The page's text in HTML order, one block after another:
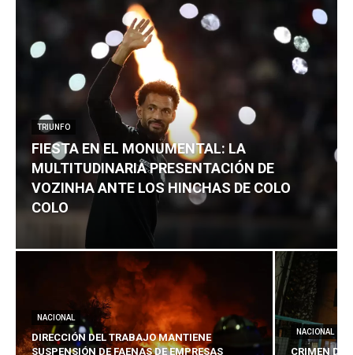
TRIUNFO
FIESTA EN EL MONUMENTAL: LA
MULTITUDINARIA PRESENTACIÓN DE
VOZINHA ANTE LOS HINCHAS DE COLO
COLO
NACIONAL
DIRECCIÓN DEL TRABAJO MANTIENE
SUSPENSIÓN DE FAENAS DE EMPRESAS
NACIONAL
CRIMEN DE